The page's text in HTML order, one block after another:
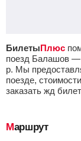
БилетыПлюс
поезд Балашов —
р. Мы
поезде,
заказать жд
Маршрут